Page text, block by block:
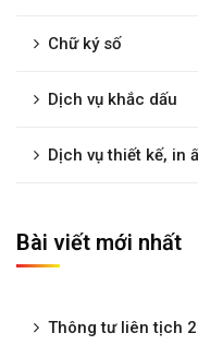
Chữ ký số
Dịch vụ khắc dấu
Dịch vụ thiết kế, in
Bài viết mới nhất
Thông tư liên tịch